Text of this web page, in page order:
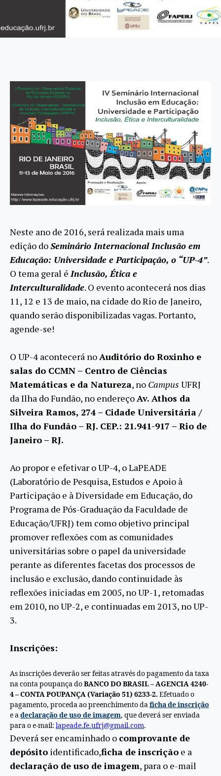
Neste ano de 2016, será realizada mais uma
edição doSeminário Internacional Inclusão em
Educação: Universidade e Participação, o “UP-4”.
O tema geral éInclusão, Ética e
Interculturalidade. O evento acontecerá nos dias
11, 12 e 13 de maio, na cidade do Rio de Janeiro,
quando serão disponibilizadas vagas. Portanto,
agende-se!
O UP-4 acontecerá noAuditório do Roxinho e
salas do CCMN – Centro de Ciências
Matemáticas e da Natureza, no Campus UFRJ
da Ilha do Fundão, no endereçoAv. Athos da
Silveira Ramos, 274 – Cidade Universitária /
Ilha do Fundão – RJ. CEP.: 21.941-917 – Rio de
Janeiro – RJ.
Ao propor e efetivar o UP-4, o LaPEADE
(Laboratório de Pesquisa, Estudos e Apoio à
Participação e à Diversidade em Educação, do
Programa de Pós-Graduação da Faculdade de
Educação/UFRJ) tem como objetivo principal
promover reflexões com as comunidades
universitárias sobre o papel da universidade
perante as diferentes facetas dos processos de
inclusão e exclusão, dando continuidade às
reflexões iniciadas em 2005, no UP-1, retomadas
em 2010, no UP-2, e continuadas em 2013, no UP-
3.
Inscrições:
As inscrições deverão ser feitas através do pagamento da taxa
na conta poupança doBANCO DO BRASIL – AGENCIA 4240-
4 – CONTA POUPANÇA (Variação 51) 6233-2.Efetuado o
pagamento, proceda ao preenchimento daficha de inscrição
e adeclaração de uso de imagem, que deverá ser enviada
para o e-mail: lapeade.fe.ufrj@gmail.com.
Deverá ser encaminhado o comprovante de
depósito identificado,ficha de inscrição e a
declaração de uso de imagem, para o e-mail